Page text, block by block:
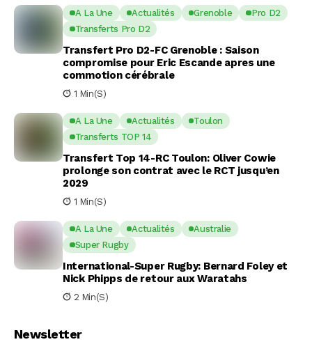
A La Une Actualités Grenoble
Pro D2
Transferts Pro D2
Transfert Pro D2-FC Grenoble : Saison
compromise pour Eric Escande apres une
commotion cérébrale
1 Min(s)
A La Une Actualités
Toulon
Transferts TOP 14
Transfert Top 14-RC Toulon: Oliver Cowie
prolonge son contrat avec le RCT jusqu’en
2029
1 Min(s)
A La Une Actualités
Australie
Super Rugby
International-Super Rugby: Bernard Foley et
Nick Phipps de retour aux Waratahs
2 Min(s)
Newsletter